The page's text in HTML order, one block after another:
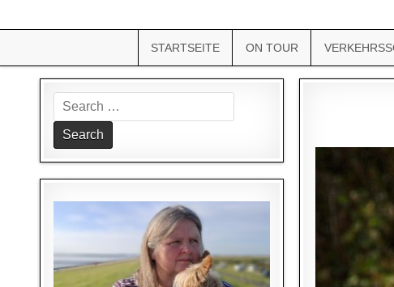
STARTSEITE ON TOUR
Search
for: